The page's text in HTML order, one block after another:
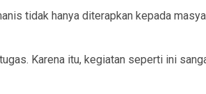
tidak hanya diterapkan kepada
Karena itu, kegiatan seperti ini